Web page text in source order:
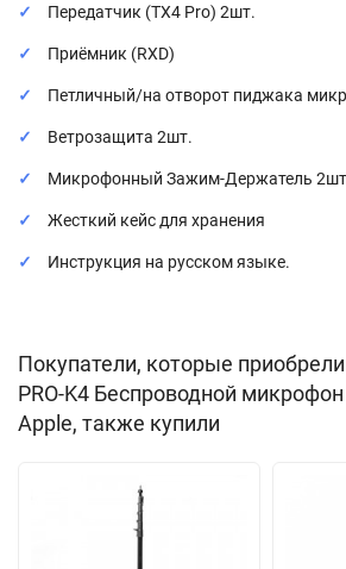
Передатчик (TX4 Pro) 2шт.
Приёмник (RXD)
Петличный/на отворот пиджака
Ветрозащита 2шт.
Микрофонный Зажим-Держатель
Жесткий кейс для хранения
Инструкция на русском языке.
Покупатели, которые
PRO-K4 Беспроводной
Apple, также купили